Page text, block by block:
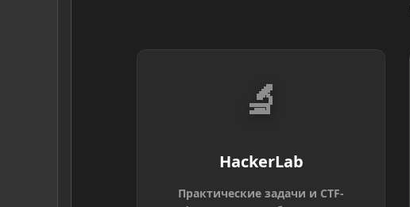
🔬
HackerLab
Практические задачи и CTF-